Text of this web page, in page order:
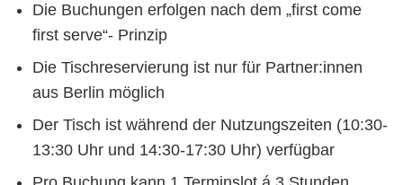
Die Buchungen erfolgen nach dem „first come
first serve“- Prinzip
Die Tischreservierung ist nur für Partner:innen
aus Berlin möglich
Der Tisch ist während der Nutzungszeiten (10:30-
13:30 Uhr und 14:30-17:30 Uhr) verfügbar